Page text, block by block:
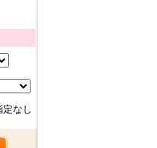
定なし